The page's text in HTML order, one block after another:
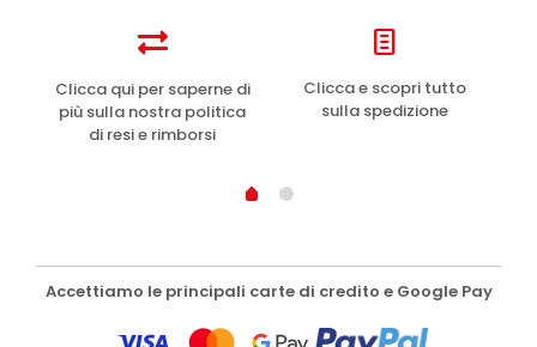
Clicca qui per saperne di
più sulla nostra politica
di resi e rimborsi
Clicca e scopri tutto
sulla spedizione
Accettiamo le principali carte di credito e Google Pay